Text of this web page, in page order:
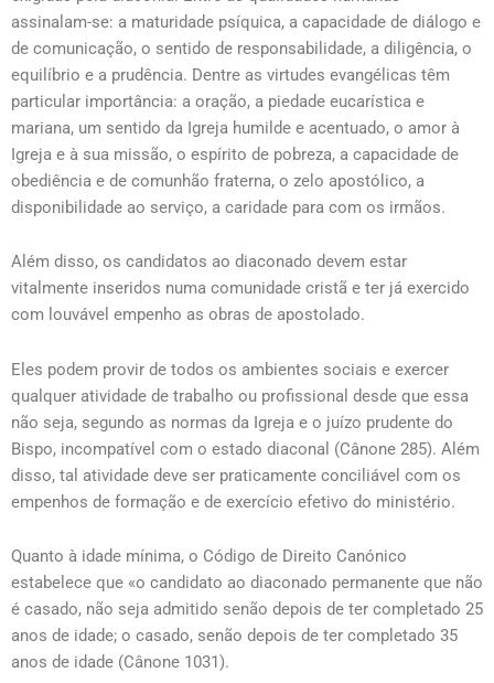
assinalam-se: a maturidade psíquica, a capacidade de diálogo e
de comunicação, o sentido de responsabilidade, a diligência, o
equilíbrio e a prudência. Dentre as virtudes evangélicas têm
particular importância: a oração, a piedade eucarística e
mariana, um sentido da Igreja humilde e acentuado, o amor à
Igreja e à sua missão, o espírito de pobreza, a capacidade de
obediência e de comunhão fraterna, o zelo apostólico, a
disponibilidade ao serviço, a caridade para com os irmãos.
Além disso, os candidatos ao diaconado devem estar
vitalmente inseridos numa comunidade cristã e ter já exercido
com louvável empenho as obras de apostolado.
Eles podem provir de todos os ambientes sociais e exercer
qualquer atividade de trabalho ou profissional desde que essa
não seja, segundo as normas da Igreja e o juízo prudente do
Bispo, incompatível com o estado diaconal (Cânone 285). Além
disso, tal atividade deve ser praticamente conciliável com os
empenhos de formação e de exercício efetivo do ministério.
Quanto à idade mínima, o Código de Direito Canónico
estabelece que «o candidato ao diaconado permanente que não
é casado, não seja admitido senão depois de ter completado 25
anos de idade; o casado, senão depois de ter completado 35
anos de idade (Cânone 1031).